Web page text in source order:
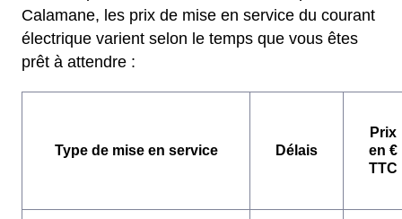
Calamane, les prix de mise en service du courant
électrique varient selon le temps que vous êtes
prêt à attendre :
Type de mise en service Délais
Prix
en €
TTC